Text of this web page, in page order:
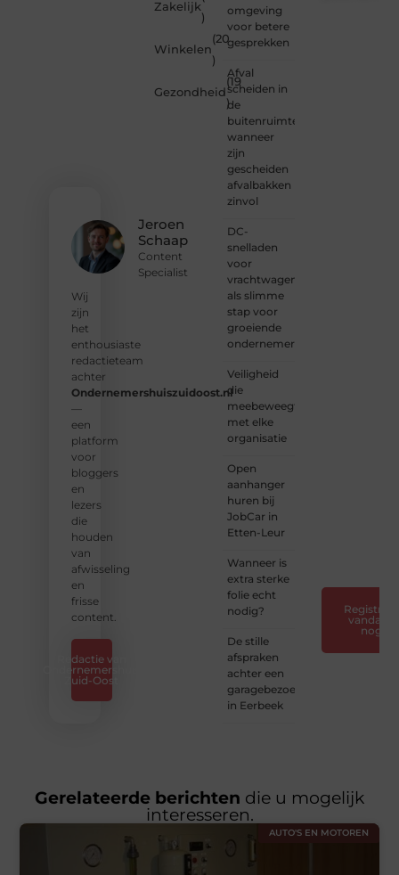
Jeroen
Schaap
Content
Specialist
Wij
zijn
het
enthousiaste
redactieteam
achter
Ondernemershuiszuidoost.nl
—
een
platform
voor
bloggers
en
lezers
die
houden
van
afwisseling
en
frisse
content.
Redactie van
Ondernemershuis
Zuid-Oost
Zakelijk
)
Winkelen
(20
)
Gezondheid
(19
)
omgeving
voor betere
gesprekken
Afval
scheiden in
de
buitenruimte:
wanneer
zijn
gescheiden
afvalbakken
zinvol
DC-
snelladen
voor
vrachtwagens
als slimme
stap voor
groeiende
ondernemers
Veiligheid
die
meebeweegt
met elke
organisatie
Open
aanhanger
huren bij
JobCar in
Etten-Leur
Wanneer is
extra sterke
folie echt
nodig?
De stille
afspraken
achter een
garagebezoek
in Eerbeek
Registreer
vandaag
nog
Gerelateerde berichten die u mogelijk
interesseren.
AUTO'S EN MOTOREN